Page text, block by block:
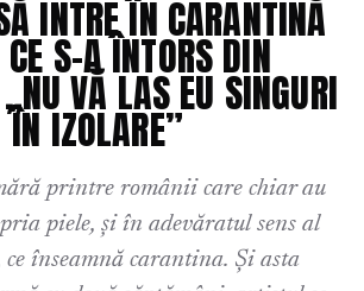
INTRE ÎN CARANTINĂ
S-A ÎNTORS DIN
VĂ LAS EU SINGURI
ÎN IZOLARE”
printre românii care chiar au
piele, și în adevăratul sens al
înseamnă carantina. Și asta